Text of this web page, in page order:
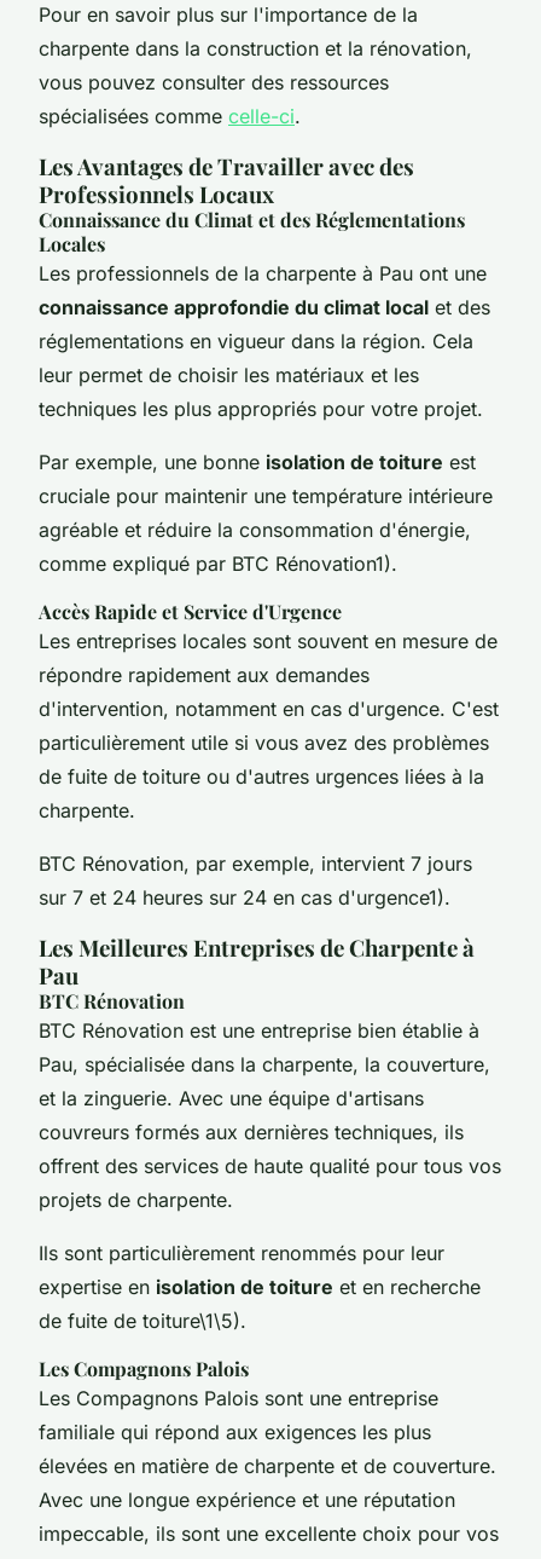
Pour en savoir plus sur l'importance de la
charpente dans la construction et la rénovation,
vous pouvez consulter des ressources
spécialisées comme celle-ci.
Les Avantages de Travailler avec des
Professionnels Locaux
Connaissance du Climat et des Réglementations
Locales
Les professionnels de la charpente à Pau ont une
connaissance approfondie du climat local et des
réglementations en vigueur dans la région. Cela
leur permet de choisir les matériaux et les
techniques les plus appropriés pour votre projet.
Par exemple, une bonne isolation de toiture est
cruciale pour maintenir une température intérieure
agréable et réduire la consommation d'énergie,
comme expliqué par BTC Rénovation1).
Accès Rapide et Service d'Urgence
Les entreprises locales sont souvent en mesure de
répondre rapidement aux demandes
d'intervention, notamment en cas d'urgence. C'est
particulièrement utile si vous avez des problèmes
de fuite de toiture ou d'autres urgences liées à la
charpente.
BTC Rénovation, par exemple, intervient 7 jours
sur 7 et 24 heures sur 24 en cas d'urgence1).
Les Meilleures Entreprises de Charpente à
Pau
BTC Rénovation
BTC Rénovation est une entreprise bien établie à
Pau, spécialisée dans la charpente, la couverture,
et la zinguerie. Avec une équipe d'artisans
couvreurs formés aux dernières techniques, ils
offrent des services de haute qualité pour tous vos
projets de charpente.
Ils sont particulièrement renommés pour leur
expertise en isolation de toiture et en recherche
de fuite de toiture\1\5).
Les Compagnons Palois
Les Compagnons Palois sont une entreprise
familiale qui répond aux exigences les plus
élevées en matière de charpente et de couverture.
Avec une longue expérience et une réputation
impeccable, ils sont une excellente choix pour vos